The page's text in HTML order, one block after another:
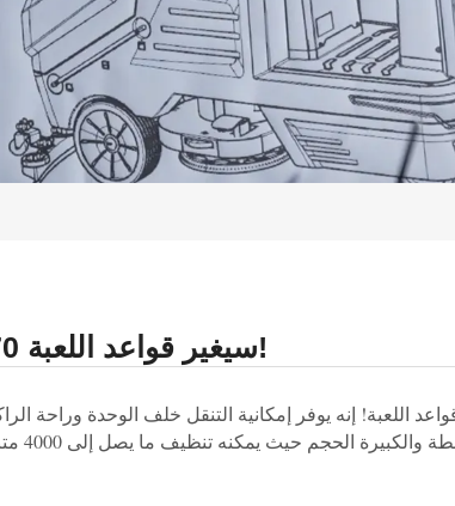
إن جهاز غسيل الأرضيات K70 سيغير قواعد اللعبة!